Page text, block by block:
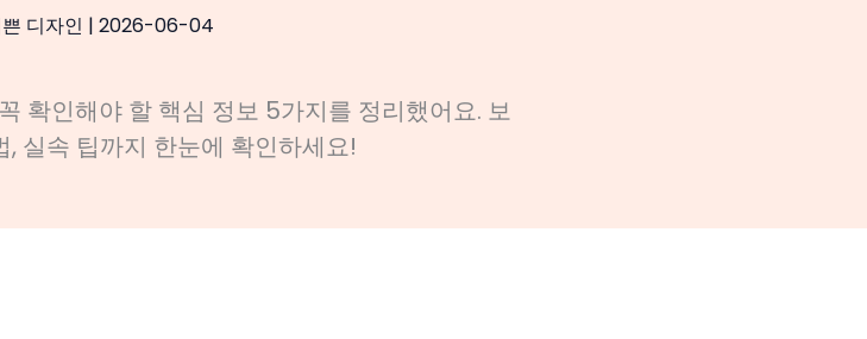
디자인 | 2026-06-04
확인해야 할 핵심 정보 5가지를 정리했어요. 보
, 실속 팁까지 한눈에 확인하세요!